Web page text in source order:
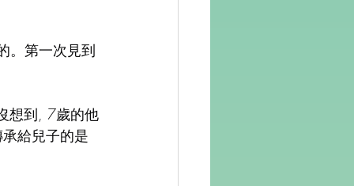
。第一次見到
想到, 7歲的他
給兒子的是